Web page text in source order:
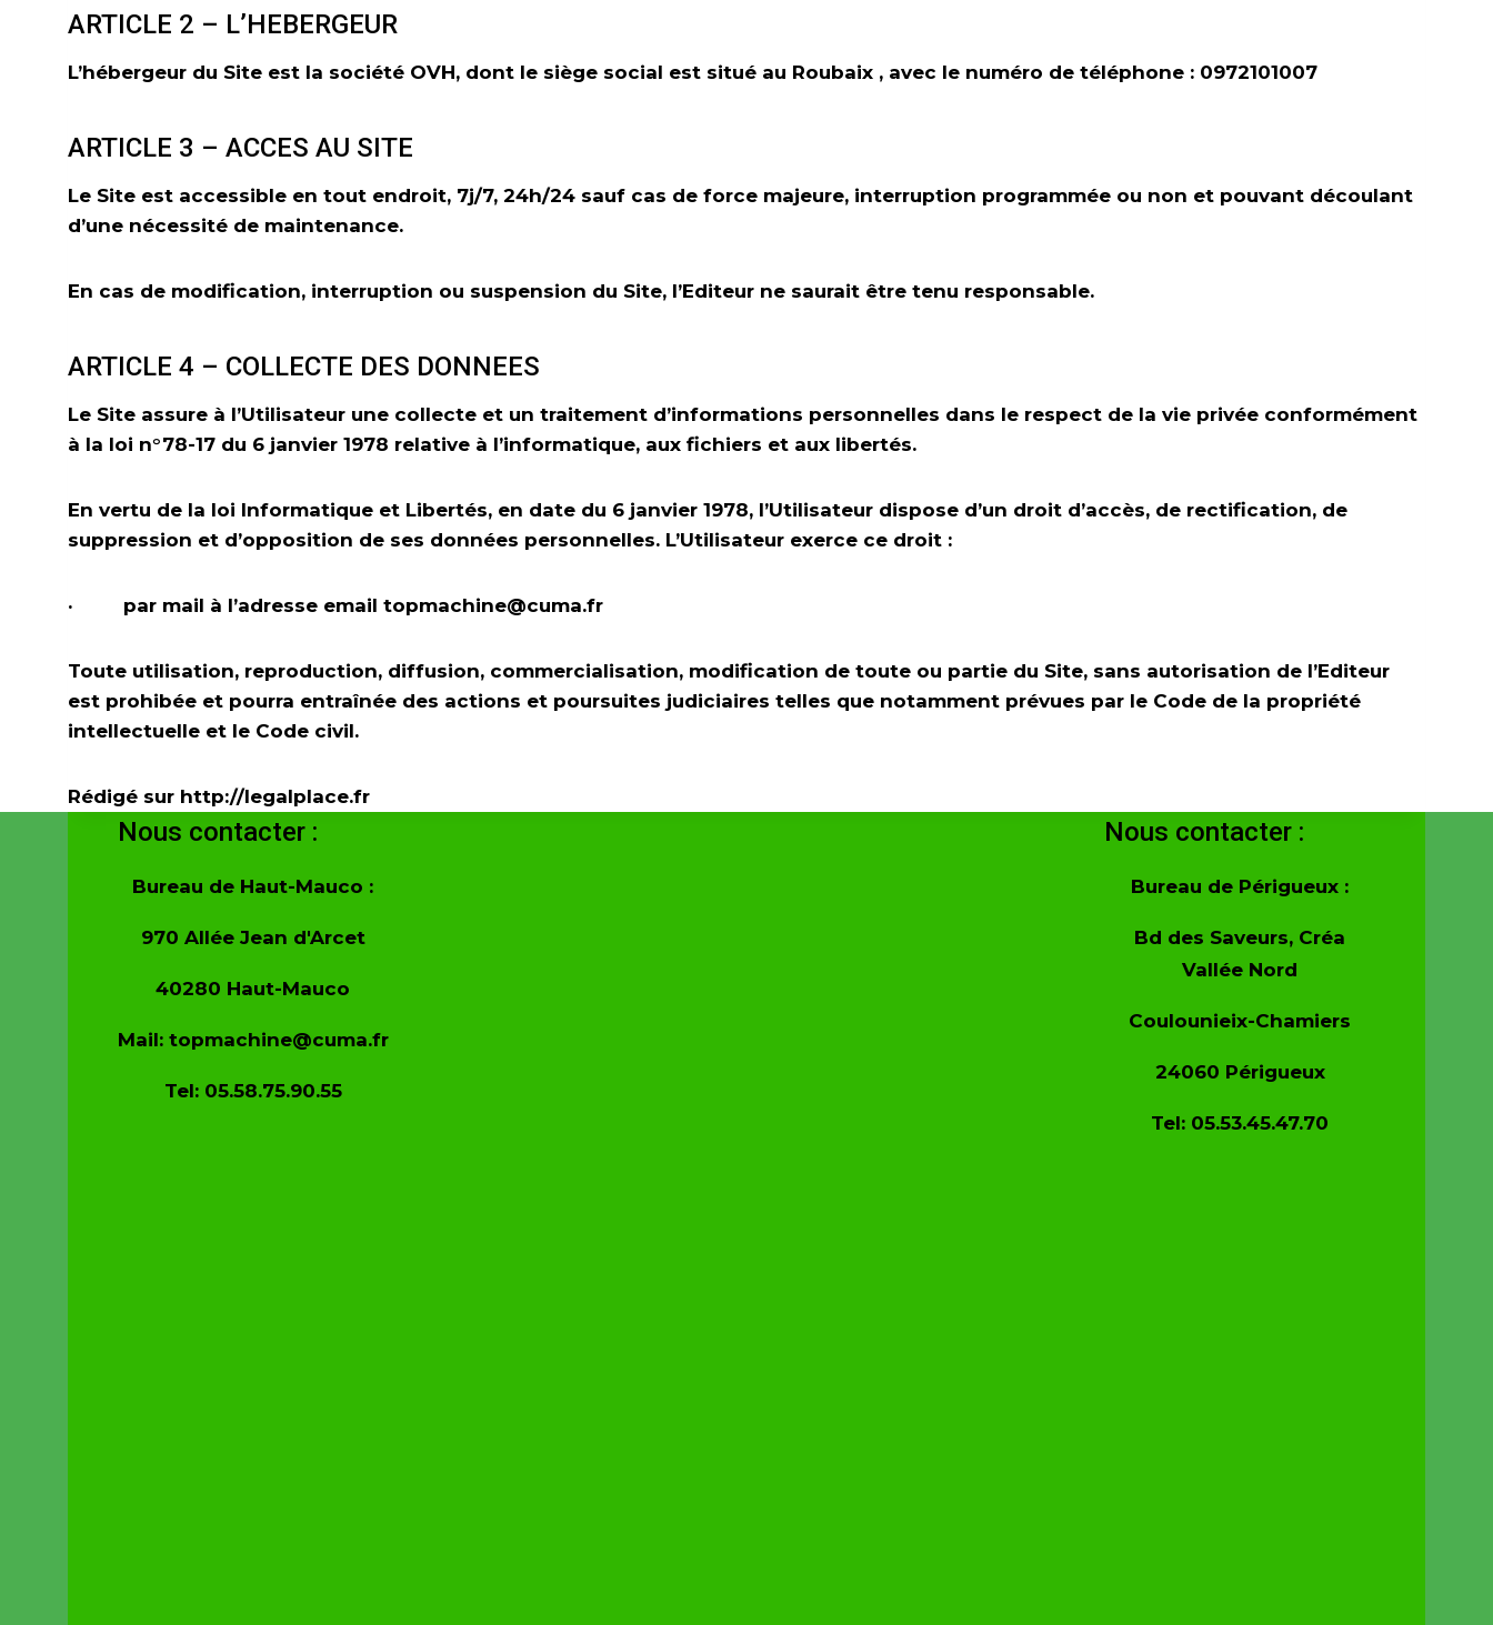
ARTICLE 2 – L’HEBERGEUR
L’hébergeur du Site est la société OVH, dont le siège social est situé au Roubaix , avec le numéro de téléphone : 0972101007
ARTICLE 3 – ACCES AU SITE
Le Site est accessible en tout endroit, 7j/7, 24h/24 sauf cas de force majeure, interruption programmée ou non et pouvant découlant
d’une nécessité de maintenance.
En cas de modification, interruption ou suspension du Site, l’Editeur ne saurait être tenu responsable.
ARTICLE 4 – COLLECTE DES DONNEES
Le Site assure à l’Utilisateur une collecte et un traitement d’informations personnelles dans le respect de la vie privée conformément
à la loi n°78-17 du 6 janvier 1978 relative à l’informatique, aux fichiers et aux libertés.
En vertu de la loi Informatique et Libertés, en date du 6 janvier 1978, l’Utilisateur dispose d’un droit d’accès, de rectification, de
suppression et d’opposition de ses données personnelles. L’Utilisateur exerce ce droit :
· par mail à l’adresse email topmachine@cuma.fr
Toute utilisation, reproduction, diffusion, commercialisation, modification de toute ou partie du Site , sans autorisation de l’Editeur
est prohibée et pourra entraînée des actions et poursuites judiciaires telles que notamment prévues par le Code de la propriété
intellectuelle et le Code civil.
Rédigé sur http://legalplace.fr
Nous contacter :
Bureau de Haut-Mauco :
970 Allée Jean d'Arcet
40280 Haut-Mauco
Mail: topmachine@cuma.fr
Tel: 05.58.75.90.55
Nous contacter :
Bureau de Périgueux :
Bd des Saveurs, Créa
Vallée Nord
Coulounieix-Chamiers
24060 Périgueux
Tel: 05.53.45.47.70